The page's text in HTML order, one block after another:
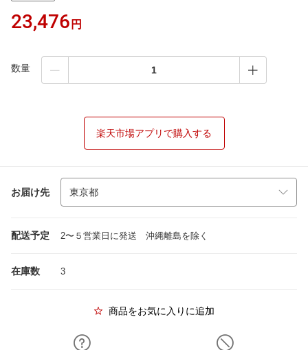
23,476 円
数量
楽天市場アプリで購入する
お届け先
配送予定 2〜５営業日に発送 沖縄離島を除く
在庫数 3
商品をお気に入りに追加